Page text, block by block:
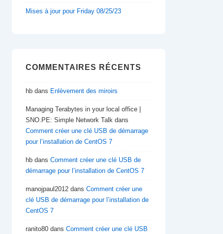
Mises à jour pour Friday 08/25/23
COMMENTAIRES RÉCENTS
hb dans Enlèvement des miroirs
Managing Terabytes in your local office |
SNO.PE: Simple Network Talk dans
Comment créer une clé USB de démarrage
pour l’installation de CentOS 7
hb dans Comment créer une clé USB de
démarrage pour l’installation de CentOS 7
manojpaul2012 dans Comment créer une
clé USB de démarrage pour l’installation de
CentOS 7
ranito80 dans Comment créer une clé USB